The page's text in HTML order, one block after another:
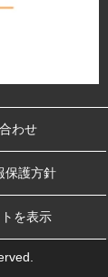
わせ
保護方針
を表示